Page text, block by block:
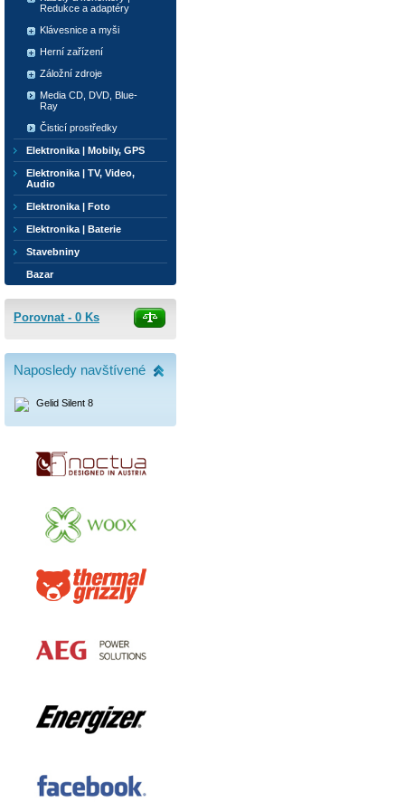
Redukce a adaptéry
Klávesnice a myši
Herní zařízení
Záložní zdroje
Media CD, DVD, Blue-
Ray
Čisticí prostředky
Elektronika | Mobily, GPS
Elektronika | TV, Video,
Audio
Elektronika | Foto
Elektronika | Baterie
Stavebniny
Bazar
Porovnat - 0 Ks
Naposledy navštívené
Gelid Silent 8